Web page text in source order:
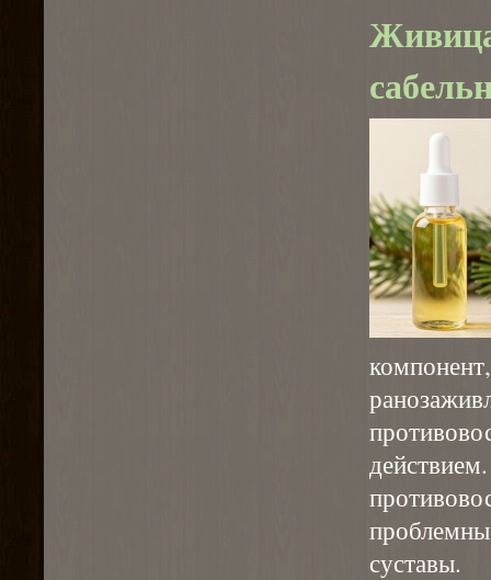
суставы.